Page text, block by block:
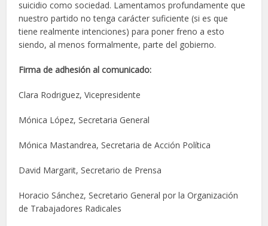
suicidio como sociedad. Lamentamos profundamente que
nuestro partido no tenga carácter suficiente (si es que
tiene realmente intenciones) para poner freno a esto
siendo, al menos formalmente, parte del gobierno.
Firma de adhesión al comunicado:
Clara Rodriguez, Vicepresidente
Mónica López, Secretaria General
Mónica Mastandrea, Secretaria de Acción Política
David Margarit, Secretario de Prensa
Horacio Sánchez, Secretario General por la Organización
de Trabajadores Radicales